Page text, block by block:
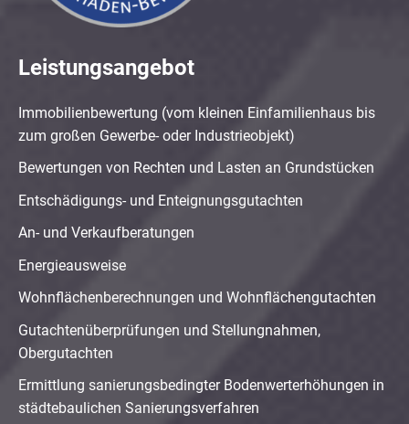
Leistungsangebot
Immobilienbewertung (vom kleinen Einfamilienhaus bis
zum großen Gewerbe- oder Industrieobjekt)
Bewertungen von Rechten und Lasten an Grundstücken
Entschädigungs- und Enteignungsgutachten
An- und Verkaufberatungen
Energieausweise
Wohnflächenberechnungen und Wohnflächengutachten
Gutachtenüberprüfungen und Stellungnahmen,
Obergutachten
Ermittlung sanierungsbedingter Bodenwerterhöhungen in
städtebaulichen Sanierungsverfahren